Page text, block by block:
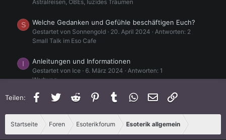
Astralreisen, OBEs, luzides Träumen
S Welche Gedanken und Gefühle beschäftigen Euch?
Gestartet von Sonnengold 20. April 2024
Antworten: 2
Small Talk im Eso Cafe
I Anleitungen und Informationen
Gestartet von Ice 6. März 2024
Antworten: 1
Werbung
R Austausch Energiearbeit und Karten legen
Vorstellungsrunde
Teilen: FacebookTwitter Reddit PinterestTumblr WhatsApp
E-Mail
Startseite Foren Esoterikforum Esoterik allgemein